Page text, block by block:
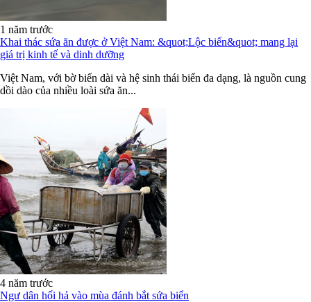
1 năm trước
Khai thác sứa ăn được ở Việt Nam: &quot;Lộc biển&quot; mang lại
giá trị kinh tế và dinh dưỡng
Việt Nam, với bờ biển dài và hệ sinh thái biển đa dạng, là nguồn cung
dồi dào của nhiều loài sứa ăn...
4 năm trước
Ngư dân hối hả vào mùa đánh bắt sứa biển